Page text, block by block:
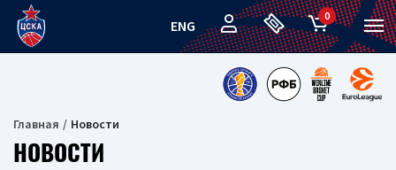
ENG
0
Главная Новости
НОВОСТИ